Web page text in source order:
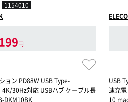
1154010
円
ョン PD88W USB Type-
30Hz対応 USBハブ ケーブル長
DKM10BK
USB
速充
10